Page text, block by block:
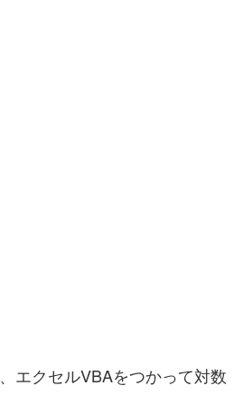
エクセルVBAをつかって対数